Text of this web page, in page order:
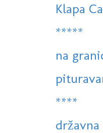
Klapa
*****
na
****